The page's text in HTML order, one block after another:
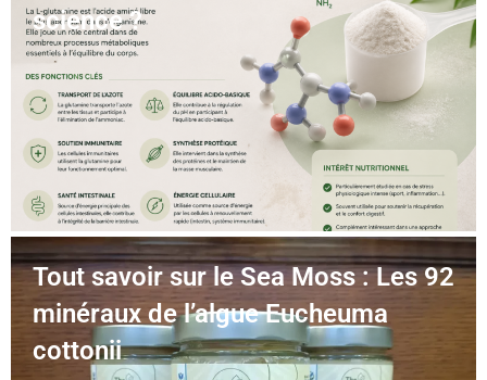
science ?
Tout savoir sur le Sea Moss : Les 92
minéraux de l’algue Eucheuma
cottonii